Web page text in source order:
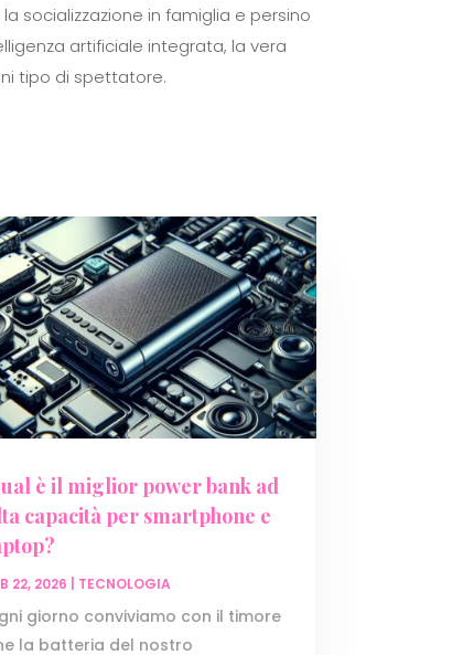
la socializzazione in famiglia e persino
artificiale integrata, la vera
tipo di spettatore.
è il miglior power bank ad
capacità per smartphone e
22, 2026 TECNOLOGIA
giorno conviviamo con il timore
la batteria del nostro